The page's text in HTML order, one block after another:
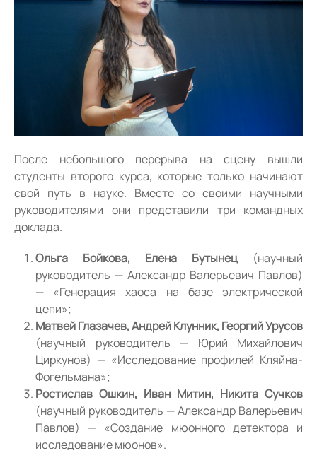
После небольшого перерыва на сцену вышли
студенты второго курса, которые только начинают
свой путь в науке. Вместе со своими научными
руководителями они представили три командных
доклада.
Ольга Бойкова, Елена Бутынец(научный
руководитель — Александр Валерьевич Павлов)
— «Генерация хаоса на базе электрической
цепи»;
Матвей Глазачев, Андрей Клунник, Георгий Урусов
(научный руководитель — Юрий Михайлович
Циркунов) — «Исследование профилей Кляйна-
Фогельмана»;
Ростислав Ошкин, Иван Митин, Никита Сучков
(научный руководитель — Александр Валерьевич
Павлов) — «Создание мюонного детектора и
исследование мюонов».